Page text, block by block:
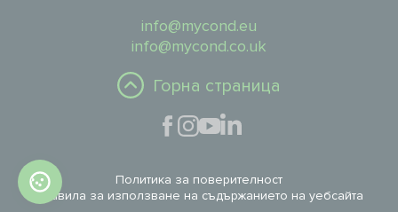
info@mycond.eu
info@mycond.co.uk
Горна страница
Политика за поверителност
Правила за използване на съдържанието на уебсайта